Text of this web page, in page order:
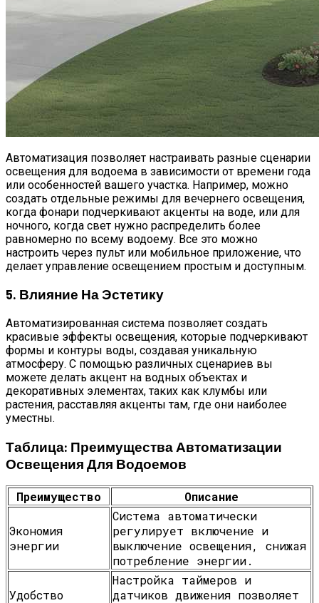
Автоматизация позволяет настраивать разные сценарии
освещения для водоема в зависимости от времени года
или особенностей вашего участка. Например, можно
создать отдельные режимы для вечернего освещения,
когда фонари подчеркивают акценты на воде, или для
ночного, когда свет нужно распределить более
равномерно по всему водоему. Все это можно
настроить через пульт или мобильное приложение, что
делает управление освещением простым и доступным.
5. Влияние На Эстетику
Автоматизированная система позволяет создать
красивые эффекты освещения, которые подчеркивают
формы и контуры воды, создавая уникальную
атмосферу. С помощью различных сценариев вы
можете делать акцент на водных объектах и
декоративных элементах, таких как клумбы или
растения, расставляя акценты там, где они наиболее
уместны.
Таблица: Преимущества Автоматизации
Освещения Для Водоемов
Преимущество Описание
Экономия
энергии
Система автоматически
регулирует включение и
выключение освещения, снижая
потребление энергии.
Удобство
Настройка таймеров и
датчиков движения позволяет